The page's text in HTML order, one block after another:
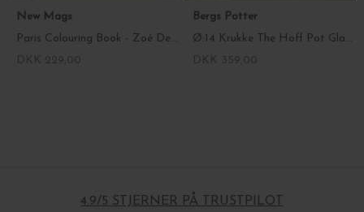
New Mags
Paris Colouring Book - Zoé De Las Cases
Bergs Potter
Ø:14 Krukke The Hoff Pot Glaseret, fl.farver
4.9/5 STJERNER PÅ TRUSTPILOT